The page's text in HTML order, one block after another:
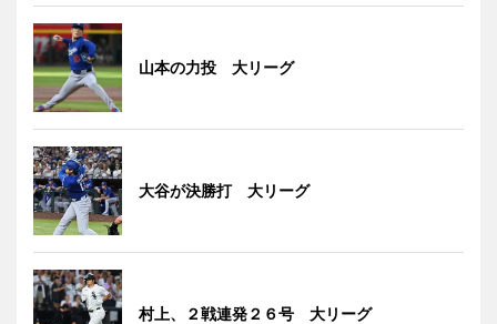
山本の力投 大リーグ
大谷が決勝打 大リーグ
村上、２戦連発２６号 大リーグ